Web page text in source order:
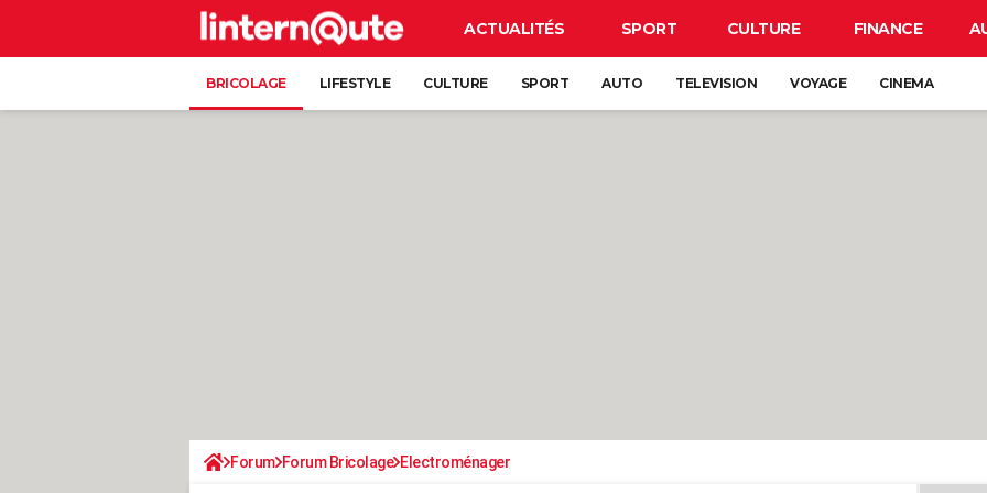
ACTUALITÉS SPORT CULTURE FINANCE
BRICOLAGE LIFESTYLE CULTURE SPORT AUTO TELEVISION VOYAGE CINEMA
Forum Forum Bricolage Electroménager